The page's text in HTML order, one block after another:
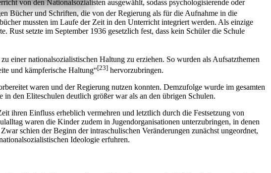
von den Nationalsozialisten ausgewählt, sodass psychologisierende oder
Bücher und Schriften, die von der Regierung als für die Aufnahme in die
mussten im Laufe der Zeit in den Unterricht integriert werden. Als einzige
setzte im September 1936 gesetzlich fest, dass kein Schüler die Schule
einer nationalsozialistischen Haltung zu erziehen. So wurden als Aufsatzthemen
und kämpferische Haltung“[23] hervorzubringen.
waren und der Regierung nutzen konnten. Demzufolge wurde im gesamten
den Eliteschulen deutlich größer war als an den übrigen Schulen.
ihren Einfluss erheblich vermehren und letztlich durch die Festsetzung von
waren die Kinder zudem in Jugendorganisationen unterzubringen, in denen
schien der Beginn der intraschulischen Veränderungen zunächst ungeordnet,
Ideologie erfuhren.